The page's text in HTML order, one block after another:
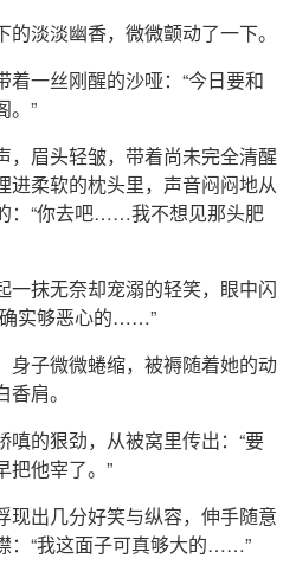
淡淡幽香，微微颤动了一下。
一丝刚醒的沙哑：“今日要和
。”
，眉头轻皱，带着尚未完全清醒
进柔软的枕头里，声音闷闷地从
：“你去吧……我不想见那头肥
一抹无奈却宠溺的轻笑，眼中闪
确实够恶心的……”
身子微微蜷缩，被褥随着她的动
肩。
的狠劲，从被窝里传出：“要
把他宰了。”
现出几分好笑与纵容，伸手随意
：“我这面子可真够大的……”